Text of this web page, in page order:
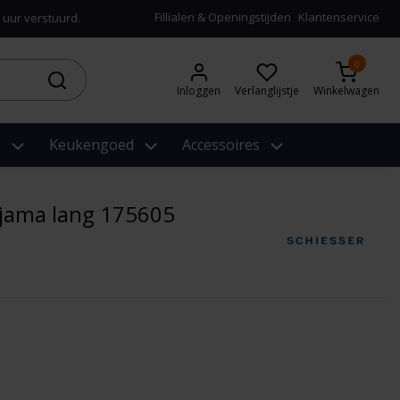
verstuurd. Fillialen & Openingstijden Klantenservice
Inloggen Verlanglijstje
0
Winkelwagen
Keukengoed Accessoires
lang 175605